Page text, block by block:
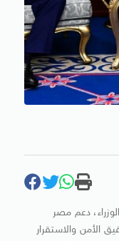
دعم مصر
الأمن والاستقرار